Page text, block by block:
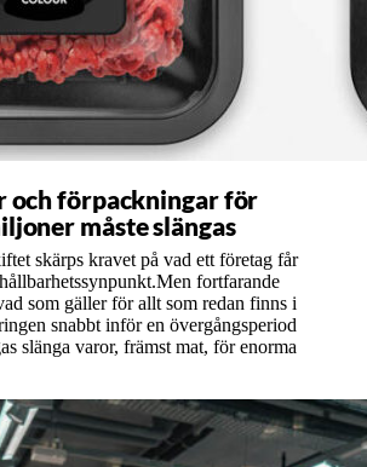
och förpackningar för
måste slängas
skärps kravet på vad ett företag får
fortfarande
som gäller för allt som redan finns i
snabbt inför en övergångsperiod
slänga varor, främst mat, för enorma